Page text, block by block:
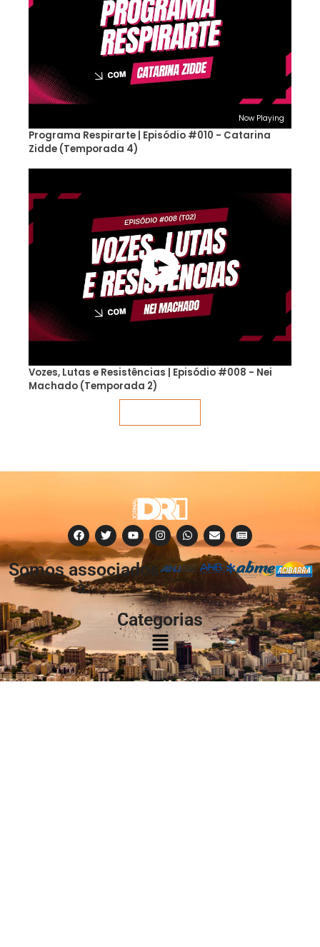
Now Playing
Programa Respirarte | Episódio #010 - Catarina
Zidde (Temporada 4)
Vozes, Lutas e Resistências | Episódio #008 - Nei
Machado (Temporada 2)
Somos associados
à:
Categorias